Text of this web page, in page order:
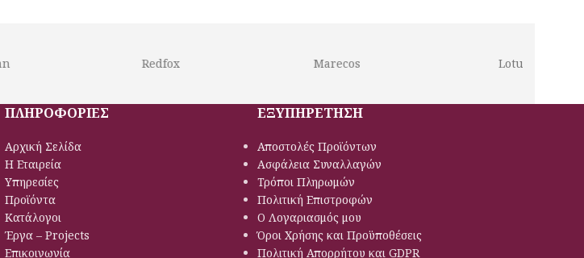
ακονιστήρι λεπίδων, οδηγό κοπής και, για
λεπίδων και μαγνητικό διακόπτη.
ΠΛΗΡΟΦΟΡΙΕΣ
Αρχική Σελίδα
Η Εταιρεία
Υπηρεσίες
Προϊόντα
Κατάλογοι
Έργα – Projects
Επικοινωνία
ΕΞΥΠΗΡΕΤΗΣΗ
Αποστολές Προϊόντων
Ασφάλεια Συναλλαγών
Τρόποι Πληρωμών
Πολιτική Eπιστροφών
Ο Λογαριασμός μου
Όροι Χρήσης και Προϋποθέσεις
Πολιτική Απορρήτου και GDPR